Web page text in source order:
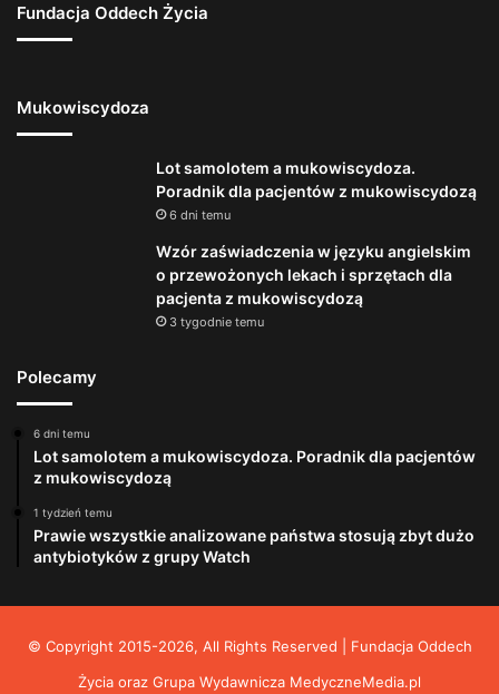
Fundacja Oddech Życia
Mukowiscydoza
Lot samolotem a mukowiscydoza.
Poradnik dla pacjentów z mukowiscydozą
6 dni temu
Wzór zaświadczenia w języku angielskim
o przewożonych lekach i sprzętach dla
pacjenta z mukowiscydozą
3 tygodnie temu
Polecamy
6 dni temu
Lot samolotem a mukowiscydoza. Poradnik dla pacjentów
z mukowiscydozą
1 tydzień temu
Prawie wszystkie analizowane państwa stosują zbyt dużo
antybiotyków z grupy Watch
© Copyright 2015-2026, All Rights Reserved | Fundacja Oddech
Życia oraz Grupa Wydawnicza MedyczneMedia.pl